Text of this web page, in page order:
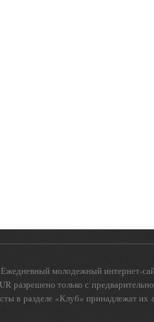
молодежный интернет-
разрешено только с
в разделе «Клуб» принадлежат их